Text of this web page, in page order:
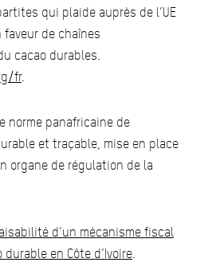
qui plaide auprès de l’UE
de chaînes
cacao durables.
fr.
norme panafricaine de
et traçable, mise en place
organe de régulation de la
d’un mécanisme fiscal
en Côte d’Ivoire.